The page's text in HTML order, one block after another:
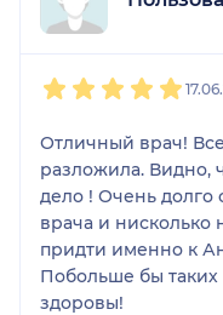
внимательное
разъяснить любую
большое за такую
Отличный врач!
разложила. Видно,
дело ! Очень долго
врача и
придти именно к
Побольше бы
здоровы!